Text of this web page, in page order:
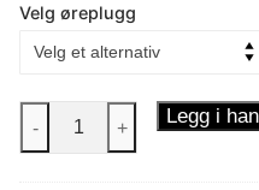
Velg øreplugg
Øretunnel
Hjerte
- + Legg i